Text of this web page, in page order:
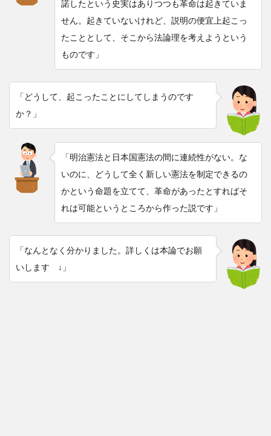
諾したという史実はありつつも革命は起きていま
せん。起きていないけれど、説明の便宜上起こっ
たこととして、そこから法論理を考えようという
ものです」
「どうして、起こったことにしてしまうのです
か？」
「明治憲法と日本国憲法の間に連続性がない。な
いのに、どうして全く新しい憲法を制定できるの
かという命題を立てて、革命があったとすればそ
れは可能というところから作った説です」
「なんとなく分かりました。詳しくは本論でお願
いします ↓」